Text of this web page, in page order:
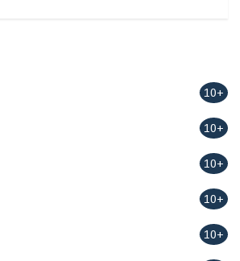
10+
10+
10+
10+
10+